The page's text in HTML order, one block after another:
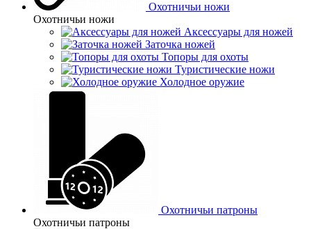
Охотничьи ножи
Охотничьи ножи
Аксессуары для ножей
Заточка ножей
Топоры для охоты
Туристические ножи
Холодное оружие
Охотничьи патроны
Охотничьи патроны